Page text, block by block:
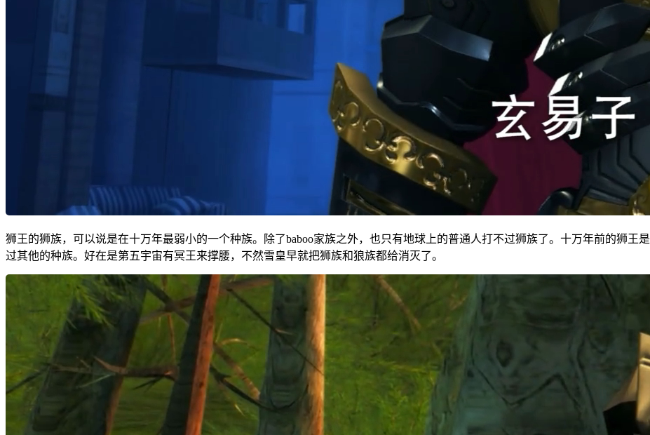
狮王的狮族，可以说是在十万年最弱小的一个种族。除了baboo家族之外，也只有地球上的普通人打不过狮族了。十万年前的狮王
过其他的种族。好在是第五宇宙有冥王来撑腰，不然雪皇早就把狮族和狼族都给消灭了。